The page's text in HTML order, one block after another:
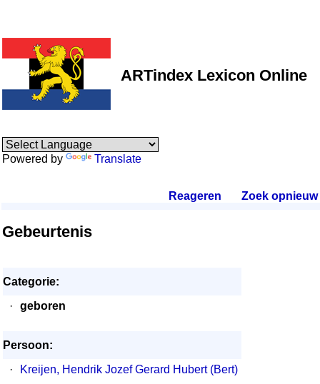
ARTindex Lexicon Online
Powered by Translate
Reageren Zoek opnieuw.
Gebeurtenis
Categorie:
·
geboren
Persoon:
·
Kreijen, Hendrik Jozef Gerard Hubert (Bert)